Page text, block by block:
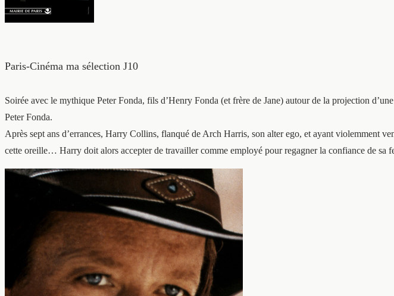
Paris-Cinéma ma sélection J10
Soirée avec le mythique Peter Fonda, fils d’Henry Fonda (et frère de Jane) autour de la projection
Peter Fonda.
Après sept ans d’errances, Harry Collins, flanqué de Arch Harris, son alter ego, et ayant violemment
cette oreille… Harry doit alors accepter de travailler comme employé pour regagner la confiance de sa